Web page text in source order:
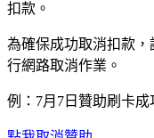
扣款。
為確保成功取消扣款
行網路取消作業。
例：7月7日贊助刷卡成